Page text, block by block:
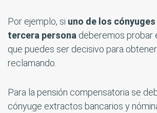
Por ejemplo, si uno de los cónyuges
tercera persona deberemos probar
que puedes ser decisivo para
reclamando.
Para la pensión compensatoria se
cónyuge extractos bancarios y